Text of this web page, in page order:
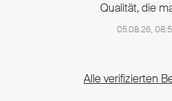
Qualität, die
05.08.26,
Alle verifizierten